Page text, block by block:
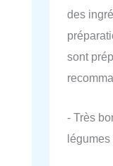
des
sont
- Très
légumes